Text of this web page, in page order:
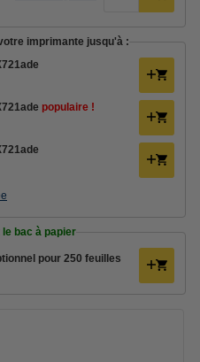
imprimante jusqu'à :
populaire !
bac à papier
pour 250 feuilles